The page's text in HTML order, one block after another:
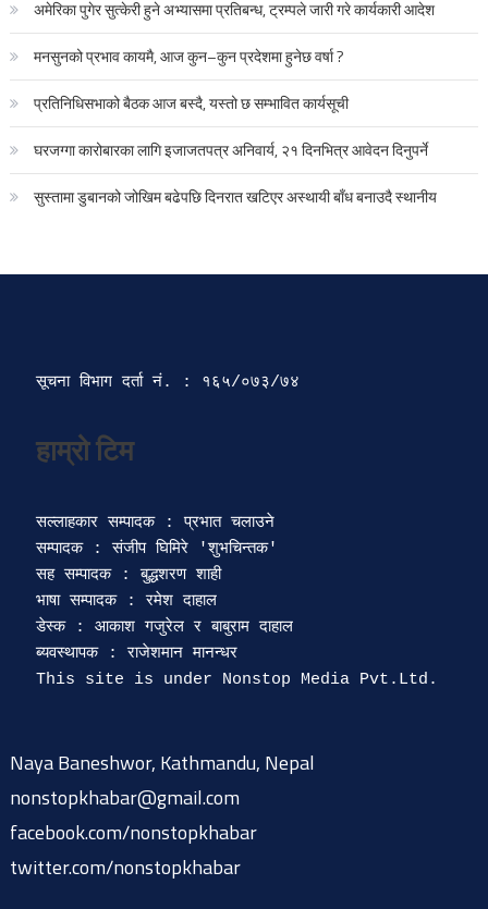
अमेरिका पुगेर सुत्केरी हुने अभ्यासमा प्रतिबन्ध, ट्रम्पले जारी गरे कार्यकारी आदेश
मनसुनको प्रभाव कायमै, आज कुन–कुन प्रदेशमा हुनेछ वर्षा ?
प्रतिनिधिसभाको बैठक आज बस्दै, यस्तो छ सम्भावित कार्यसूची
घरजग्गा कारोबारका लागि इजाजतपत्र अनिवार्य, २१ दिनभित्र आवेदन दिनुपर्ने
सुस्तामा डुबानको जोखिम बढेपछि दिनरात खटिएर अस्थायी बाँध बनाउदै स्थानीय
सूचना विभाग दर्ता‍ नं. : १६५/०७३/७४
हाम्रो टिम
सल्लाहकार सम्पादक : प्रभात चलाउने
सम्पादक : संजीप घिमिरे 'शुभचिन्तक'
सह सम्पादक : बुद्धशरण शाही
भाषा सम्पादक : रमेश दाहाल
डेस्क : आकाश गजुरेल र बाबुराम दाहाल
ब्यवस्थापक : राजेशमान मानन्धर
Naya Baneshwor, Kathmandu, Nepal
nonstopkhabar@gmail.com
facebook.com/nonstopkhabar
twitter.com/nonstopkhabar